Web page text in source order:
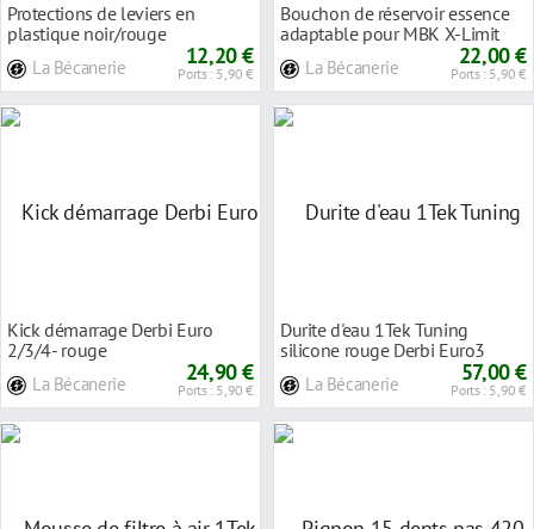
Protections de leviers en
plastique noir/rouge
La Bécanerie 12,20 €
Ports : 5,90 €
Bouchon de réservoir essence
adaptable pour MBK X-Limit
La Bécanerie 22,00 €
Ports : 5,90 €
Kick démarrage Derbi Euro
2/3/4- rouge
La Bécanerie 24,90 €
Ports : 5,90 €
Durite d'eau 1Tek Tuning
silicone rouge Derbi Euro3
La Bécanerie 57,00 €
Ports : 5,90 €